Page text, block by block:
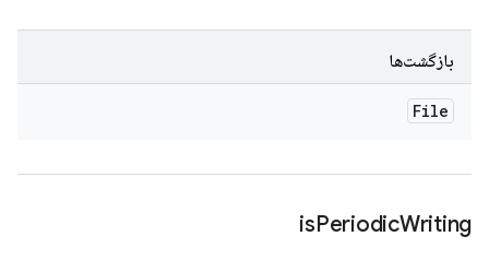
بازگشت‌ها
File
isPeriodicWriting